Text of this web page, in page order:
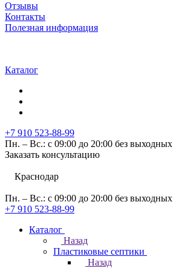
Отзывы
Контакты
Полезная информация
Каталог
+7 910 523-88-99
Пн. – Вс.: с 09:00 до 20:00 без выходных
Заказать консультацию
Краснодар
Пн. – Вс.: с 09:00 до 20:00 без выходных
+7 910 523-88-99
Каталог
Назад
Пластиковые септики
Назад